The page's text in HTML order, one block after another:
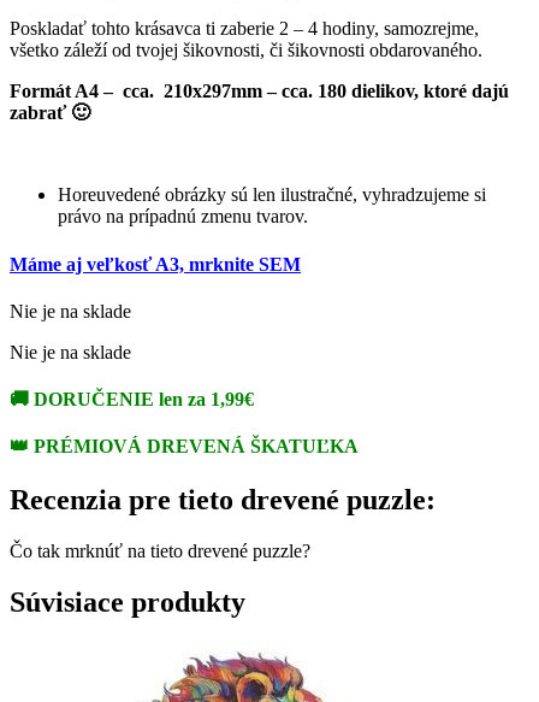
Poskladať tohto krásavca ti zaberie 2 – 4 hodiny, samozrejme,
všetko záleží od tvojej šikovnosti, či šikovnosti obdarovaného.
Formát A4 – cca. 210x297mm – cca. 180 dielikov, ktoré dajú
zabrať 🙂
Horeuvedené obrázky sú len ilustračné, vyhradzujeme si
právo na prípadnú zmenu tvarov.
Máme aj veľkosť A3, mrknite SEM
Nie je na sklade
Nie je na sklade
🚚 DORUČENIE len za 1,99€
👑 PRÉMIOVÁ DREVENÁ ŠKATUĽKA
Recenzia pre tieto drevené puzzle:
Čo tak mrknúť na tieto drevené puzzle?
Súvisiace produkty